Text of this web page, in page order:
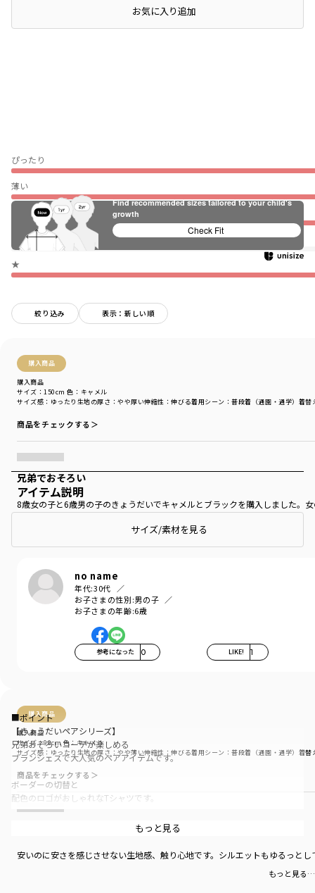
ぴったり
薄い
伸びない
普段着（通園・通学）
★
絞り込み 表示：新しい順
購入商品
購入商品
サイズ感 ：ゆったり 生地の厚さ ：やや厚い伸縮性 ：伸びる着用シーン ：普段着（通園・通学） 着替
サイズ：150cm 色：キャメル
商品をチェックする＞
兄弟でおそろい
8歳女の子と6歳男の子のきょうだいでキャメルとブラックを購入しました。
no name
年代:30代
お子さまの性別:男の子
お子さまの年齢:6歳
参考になった 0 LIKE! 1
購入商品
購入商品
サイズ感 ：ゆったり 生地の厚さ ：やや薄い伸縮性 ：伸びる着用シーン ：普段着（通園・通学） 着替
サイズ：90cm 色：キャメル
商品をチェックする＞
安いのに安さを感じさせない生地感、触り心地です。シルエットもゆるっとし
もっと見る…
お気に入り追加
アイテム説明
サイズ/素材を見る
■ポイント
【きょうだいペアシリーズ】
兄弟おそろいコーデが楽しめる
ブランシェスで大人気のペアアイテムです。
ボーダーの切替と
配色のロゴがおしゃれなTシャツです。
暑い夏にぴったり、薄手の素材だからもっと見る
Find recommended sizes tailored to your child's
growth
Check Fit